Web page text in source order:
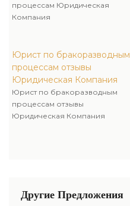
процессам Юридическая
Компания
Юрист по бракоразводным
процессам отзывы
Юридическая Компания
Юрист по бракоразводным
процессам отзывы
Юридическая Компания
Другие Предложения